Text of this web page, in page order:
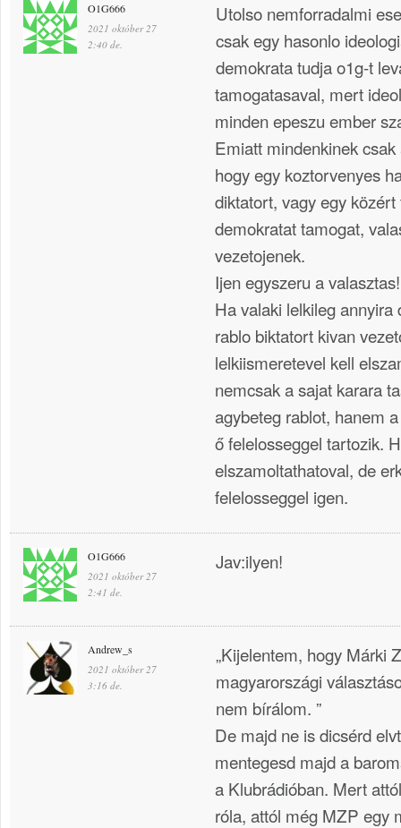
O1G666
2021 október 27
2:40 de.
Utolso nemforradalmi
csak egy hasonlo
demokrata tudja o1g-t
tamogatasaval, mert
minden epeszu ember
Emiatt mindenkinek
hogy egy koztorvenyes
diktatort, vagy egy
demokratat tamogat,
vezetojenek.
Ijen egyszeru a valasztas!
Ha valaki lelkileg
rablo biktatort kivan
lelkiismeretevel kell
nemcsak a sajat karara
agybeteg rablot, hanem
ő felelosseggel tartozik.
elszamoltathatoval, de
felelosseggel igen.
O1G666
2021 október 27
2:41 de.
Jav:ilyen!
Andrew_s
2021 október 27
3:16 de.
„Kijelentem, hogy Márki
magyarországi
nem bírálom. ”
De majd ne is dicsérd
mentegesd majd a
a Klubrádióban. Mert
róla, attól még MZP egy